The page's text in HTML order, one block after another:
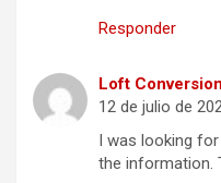
Responder
Loft
12 de julio de
I was looking
the information.